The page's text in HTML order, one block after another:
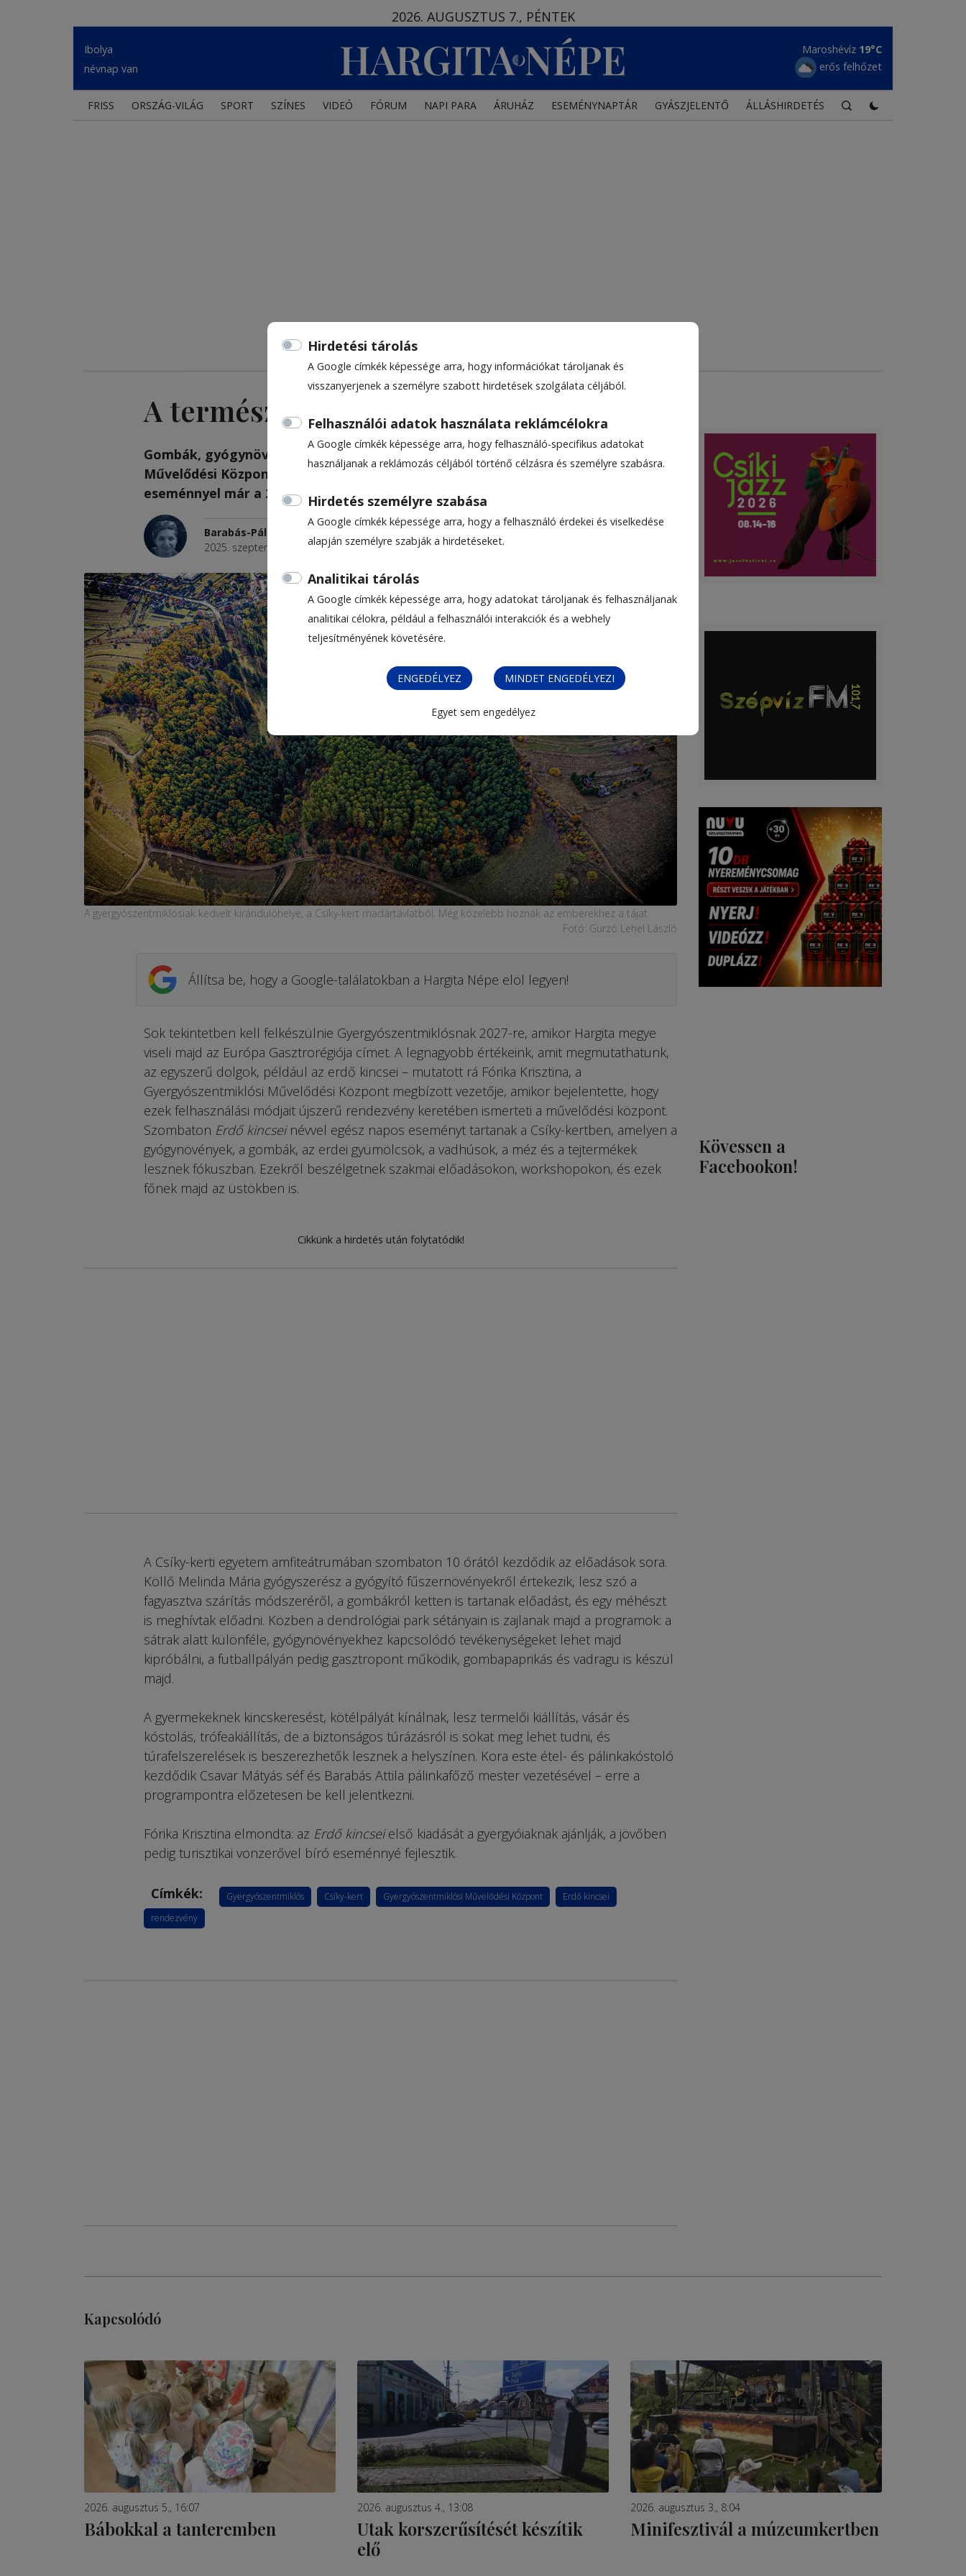
Hirdetési tárolás
A Google címkék képessége arra, hogy információkat tároljanak és
visszanyerjenek a személyre szabott hirdetések szolgálata céljából.
Felhasználói adatok használata reklámcélokra
A Google címkék képessége arra, hogy felhasználó-specifikus adatokat
használjanak a reklámozás céljából történő célzásra és személyre szabásra.
Hirdetés személyre szabása
A Google címkék képessége arra, hogy a felhasználó érdekei és viselkedése
alapján személyre szabják a hirdetéseket.
Analitikai tárolás
A Google címkék képessége arra, hogy adatokat tároljanak és felhasználjanak
analitikai célokra, például a felhasználói interakciók és a webhely
teljesítményének követésére.
ENGEDÉLYEZ MINDET ENGEDÉLYEZI
Egyet sem engedélyez
2026. AUGUSZTUS 7., PÉNTEK
Ibolya
névnap van
Maroshévíz 19°C
erős felhőzet
FRISS ORSZÁG-VILÁG SPORT SZÍNES VIDEÓ FÓRUM NAPI PARA ÁRUHÁZ ESEMÉNYNAPTÁR GYÁSZJELENTŐ ÁLLÁSHIRDETÉS
A természet asztalt terít
Gombák, gyógynövények, vadhúsok lesznek a főszereplői a Gyergyószent­miklósi
Művelődési Központ legújabb rendez­vé­nyének – az Erdő kincsei című egész napos
ese­ménnyel már a 2027-es „gasztroévre” készülnek.
Barabás-Pál Hajnalka
2025. szeptember 10., 15:04
A gyergyószentmiklósiak kedvelt kirándulóhelye, a Csíky-kert madártávlatból. Még közelebb hoznák az emberekhez a tájat
Fotó: Gurzó Lehel László
Állítsa be, hogy a Google-találatokban a Hargita Népe elöl legyen!
Sok tekintetben kell felkészülnie Gyergyószent­miklósnak 2027-re, amikor Hargita megye
viseli majd az Európa Gasztrorégiója címet. A legnagyobb értékeink, amit megmutathatunk,
az egyszerű dolgok, például az erdő kincsei – mutatott rá Fórika Krisztina, a
Gyergyószentmiklósi Művelődési Központ megbízott vezetője, amikor bejelentette, hogy
ezek felhasználási módjait újszerű rendezvény keretében ismerteti a művelődési központ.
Szombaton Erdő kincseinévvel egész napos eseményt tartanak a Csíky-kertben, amelyen a
gyógynövények, a gombák, az erdei gyümölcsök, a vadhúsok, a méz és a tejtermékek
lesznek fókuszban. Ezekről beszélgetnek szakmai előadásokon, workshopokon, és ezek
főnek majd az üstökben is.
Cikkünk a hirdetés után folytatódik!
A Csíky-kerti egyetem amfiteátrumában szombaton 10 órától kezdődik az előadások sora.
Köllő Melinda Mária gyógyszerész a gyógyító fűszernövényekről értekezik, lesz szó a
fagyasztva szárítás módszeréről, a gombákról ketten is tartanak előadást, és egy méhészt
is meghívtak előadni. Közben a dendrológiai park sétányain is zajlanak majd a programok: a
sátrak alatt különféle, gyógynövényekhez kapcsolódó tevékenységeket lehet majd
kipróbálni, a futballpályán pedig gasztropont működik, gombapaprikás és vadragu is készül
majd.
A gyermekeknek kincskeresést, kötélpályát kínálnak, lesz termelői kiállítás, vásár és
kóstolás, trófeakiállítás, de a biztonságos túrázásról is sokat meg lehet tudni, és
túrafelszerelések is beszerezhetők lesznek a helyszínen. Kora este étel- és pálinkakóstoló
kezdődik Csavar Mátyás séf és Barabás Attila pálinkafőző mester vezetésével – erre a
programpontra előzetesen be kell jelentkezni.
Fórika Krisztina elmondta: az Erdő kincseielső kiadását a gyergyóiaknak ajánlják, a jövőben
pedig turisztikai vonzerővel bíró eseménnyé fejlesztik.
Címkék: Gyergyószentmiklós Csíky-kert Gyergyószentmiklósi Művelődési Központ
Erdő kincsei
rendezvény
Kövessen a
Facebookon!
Kapcsolódó
2026. augusztus 5., 16:07
Bábokkal a tanteremben
2026. augusztus 4., 13:08
Utak korszerűsítését készítik
elő
2026. augusztus 3., 8:04
Minifesztivál a múzeumkertben